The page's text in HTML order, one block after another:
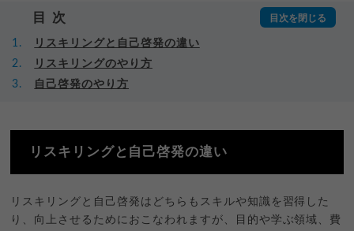
目次
リスキリングと自己啓発の違い
リスキリングのやり方
自己啓発のやり方
リスキリングと自己啓発の違い
リスキリングと自己啓発はどちらもスキルや知識を習得した
り、向上させるためにおこなわれますが、目的や学ぶ領域、費